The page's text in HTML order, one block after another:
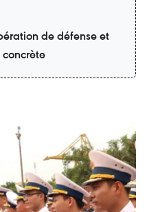
de défense et